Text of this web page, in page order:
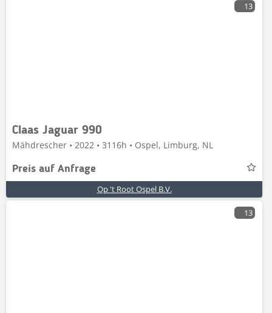
13
Claas Jaguar 990
Mähdrescher • 2022 • 3116h • Ospel, Limburg, NL
Preis auf Anfrage
Op 't Root Ospel B.V.
13